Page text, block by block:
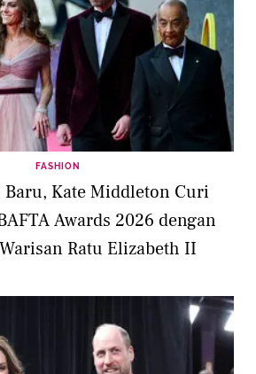
FASHION
Baru, Kate Middleton Curi
Awards 2026 dengan
Ratu Elizabeth II